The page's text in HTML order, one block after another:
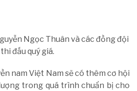
Ngọc Thuân và các đồng đội
đấu quý giá.
nam Việt Nam sẽ có thêm cơ hội
trong quá trình chuẩn bị cho